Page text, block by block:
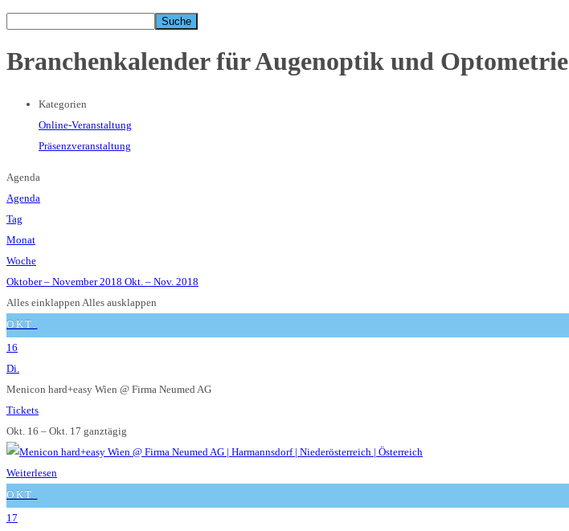
Branchenkalender für Augenoptik und Optometrie
Kategorien
Online-Veranstaltung
Präsenzveranstaltung
Agenda
Agenda
Tag
Monat
Woche
Oktober – November 2018 Okt. – Nov. 2018
Alles einklappen Alles ausklappen
OKT.
16
Di.
Menicon hard+easy Wien @ Firma Neumed AG
Tickets
Okt. 16 – Okt. 17 ganztägig
Weiterlesen
OKT.
17